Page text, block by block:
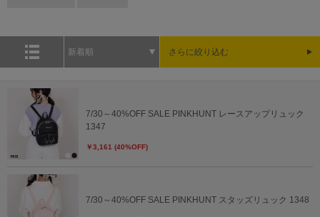
新着順 さらに絞り込む
7/30～40%OFF SALE PINKHUNT レースアップリュック
1347
￥3,161 (40%OFF)
7/30～40%OFF SALE PINKHUNT スタッズリュック 1348